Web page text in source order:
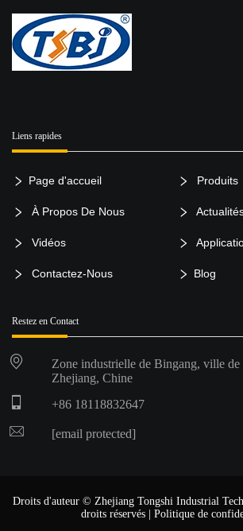
Liens rapides
Page d'accueil Produits
À Propos De Nous
Vidéos
Contactez-Nous Blog
Restez en Contact
Zone industrielle de Bingang, ville de
Zhejiang, Chine
+86 18118832647
[email protected]
Droits d'auteur © Zhejiang Tongshi Industrial
droits réservés | Politique de